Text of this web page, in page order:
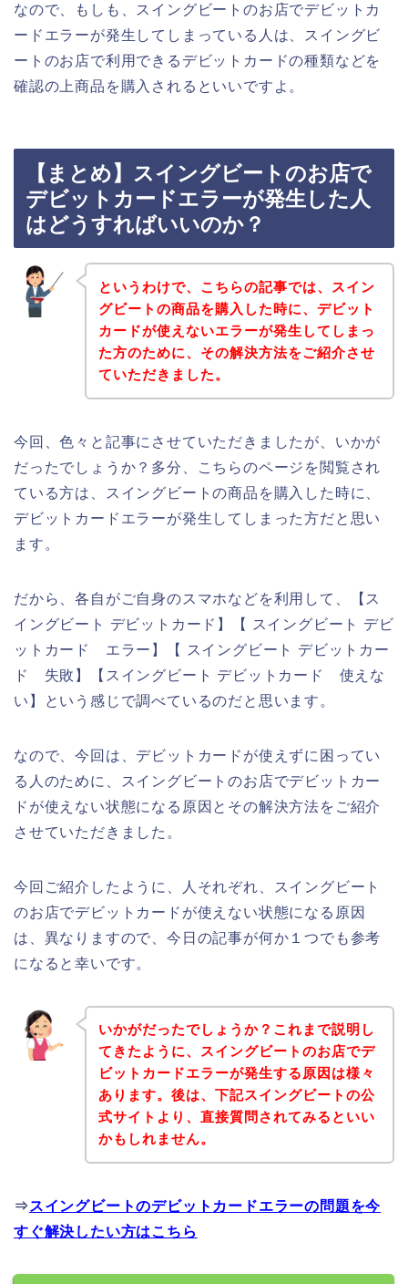
なので、もしも、スイングビートのお店でデビットカ
ードエラーが発生してしまっている人は、スイングビ
ートのお店で利用できるデビットカードの種類などを
確認の上商品を購入されるといいですよ。
【まとめ】スイングビートのお店で
デビットカードエラーが発生した人
はどうすればいいのか？
というわけで、こちらの記事では、スイン
グビートの商品を購入した時に、デビット
カードが使えないエラーが発生してしまっ
た方のために、その解決方法をご紹介させ
ていただきました。
今回、色々と記事にさせていただきましたが、いかが
だったでしょうか？多分、こちらのページを閲覧され
ている方は、スイングビートの商品を購入した時に、
デビットカードエラーが発生してしまった方だと思い
ます。
だから、各自がご自身のスマホなどを利用して、【ス
イングビート デビットカード】【 スイングビート デビ
ットカード エラー】【 スイングビート デビットカー
ド 失敗】【スイングビート デビットカード 使えな
い】という感じで調べているのだと思います。
なので、今回は、デビットカードが使えずに困ってい
る人のために、スイングビートのお店でデビットカー
ドが使えない状態になる原因とその解決方法をご紹介
させていただきました。
今回ご紹介したように、人それぞれ、スイングビート
のお店でデビットカードが使えない状態になる原因
は、異なりますので、今日の記事が何か１つでも参考
になると幸いです。
いかがだったでしょうか？これまで説明し
てきたように、スイングビートのお店でデ
ビットカードエラーが発生する原因は様々
あります。後は、下記スイングビートの公
式サイトより、直接質問されてみるといい
かもしれません。
⇒ スイングビートのデビットカードエラーの問題を今
すぐ解決したい方はこちら